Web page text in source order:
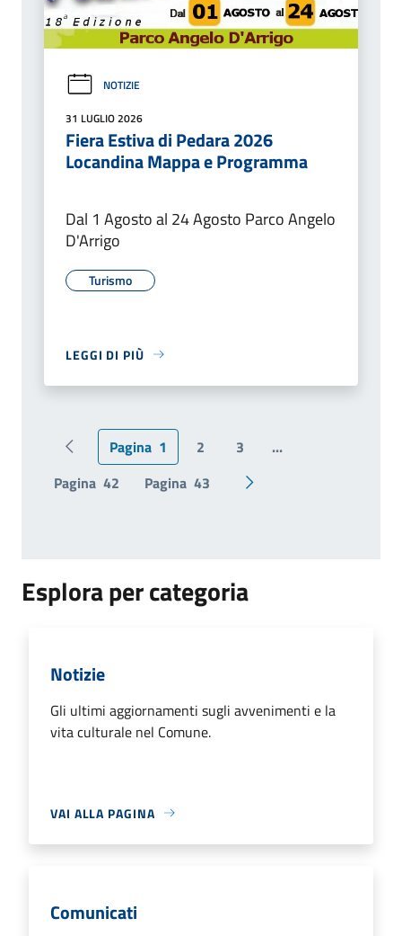
NOTIZIE
31 LUGLIO 2026
Fiera Estiva di Pedara 2026
Locandina Mappa e Programma
Dal 1 Agosto al 24 Agosto Parco Angelo
D'Arrigo
Turismo
LEGGI DI PIÙ
Pagina precedente
Pagina 1 2 3
...
Pagina 42 Pagina 43 Pagina successiva
Esplora per categoria
Notizie
Gli ultimi aggiornamenti sugli avvenimenti e la
vita culturale nel Comune.
VAI ALLA PAGINA
Comunicati